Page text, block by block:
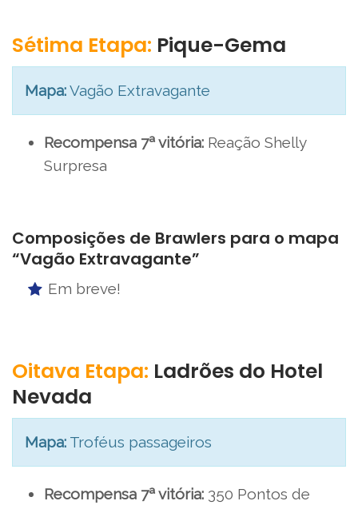
Sétima Etapa: Pique-Gema
Mapa:Vagão Extravagante
Recompensa 7ª vitória: Reação Shelly
Surpresa
Composições de Brawlers para o mapa
“Vagão Extravagante”
Em breve!
Oitava Etapa: Ladrões do Hotel
Nevada
Mapa: Troféus passageiros
Recompensa 7ª vitória: 350 Pontos de